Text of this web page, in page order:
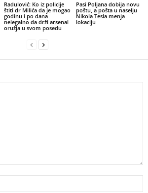
Radulović: Ko iz policije
štiti dr Milića da je mogao
godinu i po dana
nelegalno da drži arsenal
oružja u svom posedu
Pasi Poljana dobija novu
poštu, a pošta u naselju
Nikola Tesla menja
lokaciju